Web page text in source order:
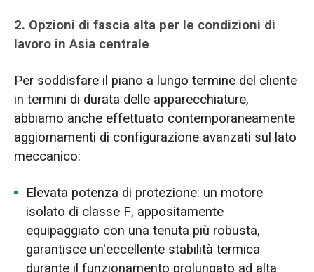
2. Opzioni di fascia alta per le condizioni di
lavoro in Asia centrale
Per soddisfare il piano a lungo termine del cliente
in termini di durata delle apparecchiature,
abbiamo anche effettuato contemporaneamente
aggiornamenti di configurazione avanzati sul lato
meccanico:
Elevata potenza di protezione: un motore
isolato di classe F, appositamente
equipaggiato con una tenuta più robusta,
garantisce un'eccellente stabilità termica